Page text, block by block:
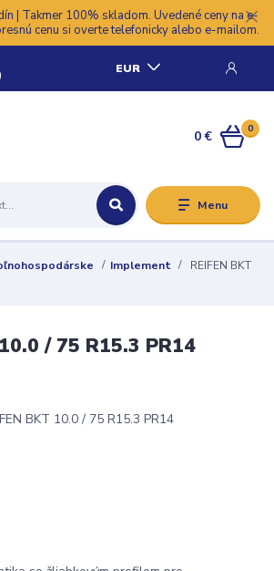
| Takmer 100% skladom. Uvedené ceny na e-
cenu si overte telefonicky alebo e-mailom.
Menu
EUR
0
0 €
Implement
REIFEN BKT
/ 75 R15.3 PR14